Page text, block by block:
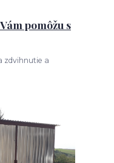
pomôžu s
zdvihnutie a